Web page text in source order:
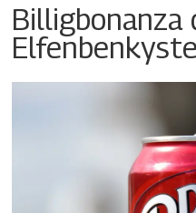
Billigbonanza